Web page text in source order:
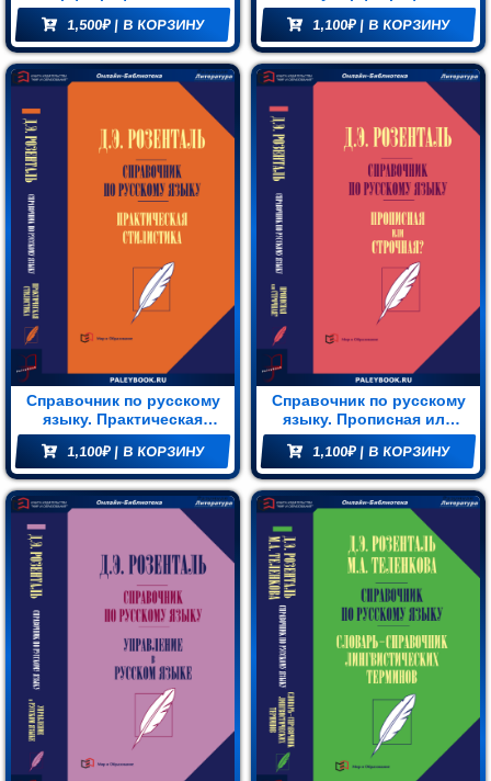
Мир и
(74)
Шнейдер В.Е. (2)
Шумов А.С.
Ю. Н. Гребенева (2)
словарь русского языка.
Более 106 000 слов
1,500₽ | В КОРЗИНУ
пунктуация
1,100₽ | В КОРЗИНУ
Справочник по русскому
языку. Практическая
стилистика
1,100₽ | В КОРЗИНУ
Справочник по русскому
языку. Прописная или
строчная?
1,100₽ | В КОРЗИНУ